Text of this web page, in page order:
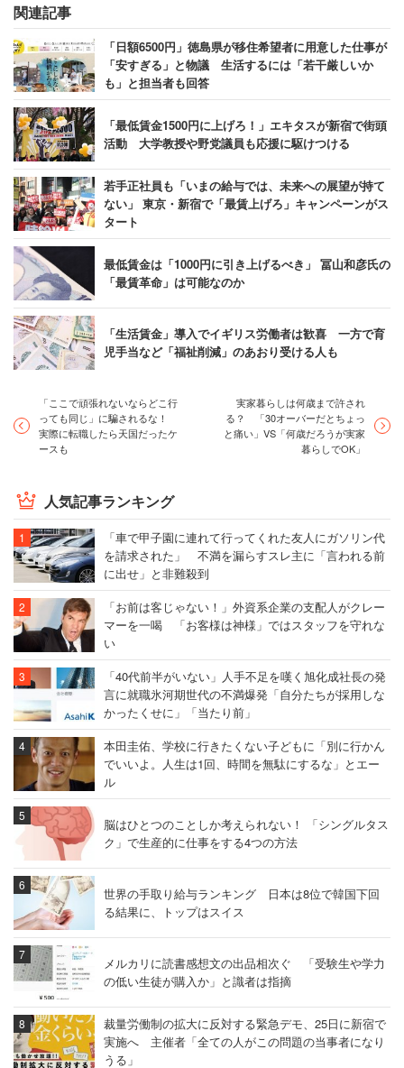
関連記事
「日額6500円」徳島県が移住希望者に用意した仕事が
「安すぎる」と物議 生活するには「若干厳しいか
も」と担当者も回答
「最低賃金1500円に上げろ！」エキタスが新宿で街頭
活動 大学教授や野党議員も応援に駆けつける
若手正社員も「いまの給与では、未来への展望が持て
ない」 東京・新宿で「最賃上げろ」キャンペーンがス
タート
最低賃金は「1000円に引き上げるべき」 冨山和彦氏の
「最賃革命」は可能なのか
「生活賃金」導入でイギリス労働者は歓喜 一方で育
児手当など「福祉削減」のあおり受ける人も
「ここで頑張れないならどこ行
っても同じ」に騙されるな！
実際に転職したら天国だったケ
ースも
実家暮らしは何歳まで許され
る？ 「30オーバーだとちょっ
と痛い」VS「何歳だろうが実家
暮らしでOK」
人気記事ランキング
「車で甲子園に連れて行ってくれた友人にガソリン代
を請求された」 不満を漏らすスレ主に「言われる前
に出せ」と非難殺到
「お前は客じゃない！」外資系企業の支配人がクレー
マーを一喝 「お客様は神様」ではスタッフを守れな
い
「40代前半がいない」人手不足を嘆く旭化成社長の発
言に就職氷河期世代の不満爆発「自分たちが採用しな
かったくせに」「当たり前」
本田圭佑、学校に行きたくない子どもに「別に行かん
でいいよ。人生は1回、時間を無駄にするな」とエー
ル
脳はひとつのことしか考えられない！ 「シングルタス
ク」で生産的に仕事をする4つの方法
世界の手取り給与ランキング 日本は8位で韓国下回
る結果に、トップはスイス
メルカリに読書感想文の出品相次ぐ 「受験生や学力
の低い生徒が購入か」と識者は指摘
裁量労働制の拡大に反対する緊急デモ、25日に新宿で
実施へ 主催者「全ての人がこの問題の当事者になり
うる」